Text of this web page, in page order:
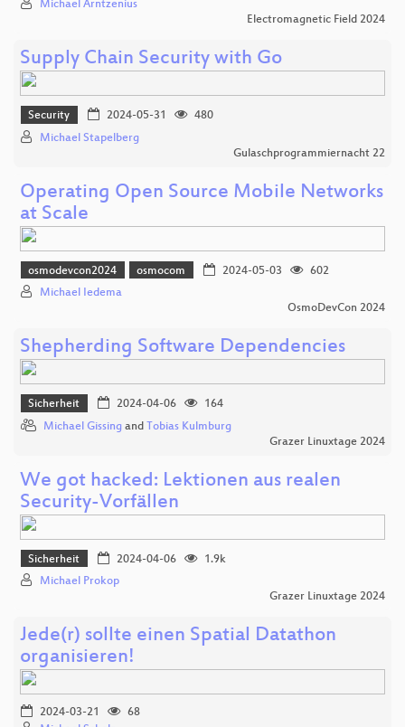
Michael Arntzenius
Electromagnetic Field 2024
Supply Chain Security with Go
Security 2024-05-31
480
Michael Stapelberg
Gulaschprogrammiernacht 22
Operating Open Source Mobile Networks
at Scale
osmodevcon2024 osmocom 2024-05-03
602
Michael Iedema
OsmoDevCon 2024
Shepherding Software Dependencies
Sicherheit 2024-04-06
164
Michael Gissing and Tobias Kulmburg
Grazer Linuxtage 2024
We got hacked: Lektionen aus realen
Security-Vorfällen
Sicherheit 2024-04-06
1.9k
Michael Prokop
Grazer Linuxtage 2024
Jede(r) sollte einen Spatial Datathon
organisieren!
2024-03-21
68